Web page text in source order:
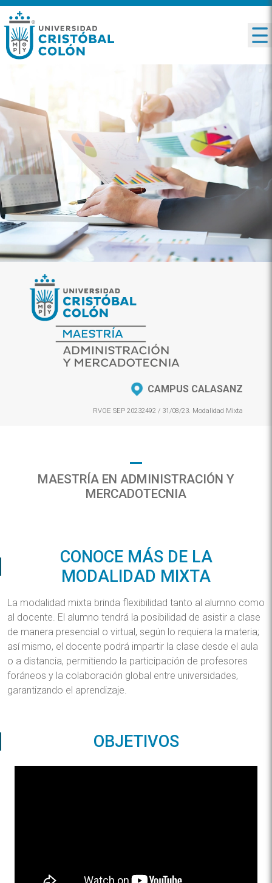
CAMPUS CALASANZ
RVOE SEP 20232492 / 31/08/23. Modalidad Mixta
MAESTRÍA EN ADMINISTRACIÓN Y
MERCADOTECNIA
CONOCE MÁS DE LA
MODALIDAD MIXTA
La modalidad mixta brinda flexibilidad tanto al alumno como
al docente. El alumno tendrá la posibilidad de asistir a clase
de manera presencial o virtual, según lo requiera la materia;
así mismo, el docente podrá impartir la clase desde el aula
o a distancia, permitiendo la participación de profesores
foráneos y la colaboración global entre universidades,
garantizando el aprendizaje.
OBJETIVOS